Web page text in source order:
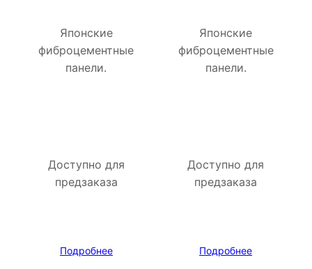
Японские
фиброцементные
панели.
Доступно для
предзаказа
Подробнее
Японские
фиброцементные
панели.
Доступно для
предзаказа
Подробнее